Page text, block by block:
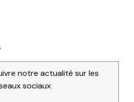
notre actualité sur les
sociaux